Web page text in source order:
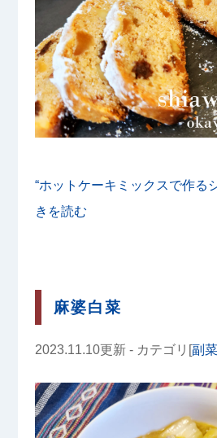
“ホットケーキミックスで作る
きを読む
麻婆白菜
2023.11.10更新 - カテゴリ[副菜